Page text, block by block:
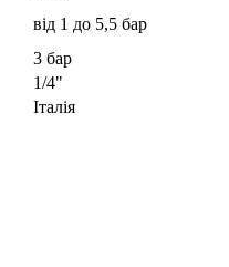
від 1 до 5,5 бар
3 бар
1/4"
Італія